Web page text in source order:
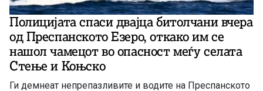
Полицијата спаси двајца битолчани вчера
од Преспанското Езеро, откако им се
нашол чамецот во опасност меѓу селата
Стење и Коњско
Ги демнеат непрепазливите и водите на Преспанското